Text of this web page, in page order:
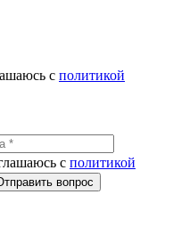
с политикой
с политикой